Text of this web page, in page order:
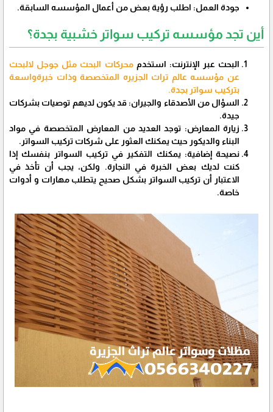
جودة العمل: اطلب رؤية بعض من أعمال المؤسسه السابقة.
أين تجد مؤسسه تركيب سواتر خشبية بجدة؟
البحث عبر الإنترنت: استخدممحركات البحث مثل جوجل لالبحث
عن مؤسسه عالم تراث الجزيره المتخصصة وذات خبرةواسعة
بتركيب سواتر بجدة.
السؤال من الأصدقاء والجيران: قد يكون لديهم توصيات بشركات
جيدة.
زيارة المعارض: توجد العديد من المعارض المتخصصة في مواد
البناء والديكور حيث يمكنك العثور على شركات تركيب السواتر.
نصيحة إضافية: يمكنك التفكير في تركيب السواتر بنفسك إذا
كنت لديك بعض الخبرة في النجارة. ولكن، يجب أن تأخذ في
الاعتبار أن تركيب السواتر بشكل صحيح يتطلب مهارات و أدوات
خاصة.